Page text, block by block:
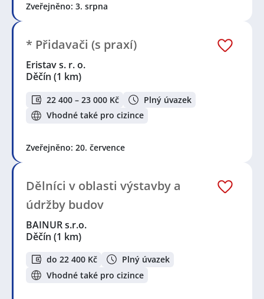
Zveřejněno: 3. srpna
* Přidavači (s praxí)
Eristav s. r. o.
Děčín (1 km)
22 400 – 23 000 Kč
Plný úvazek
Vhodné také pro cizince
Zveřejněno: 20. července
Dělníci v oblasti výstavby a
údržby budov
BAINUR s.r.o.
Děčín (1 km)
do 22 400 Kč
Plný úvazek
Vhodné také pro cizince